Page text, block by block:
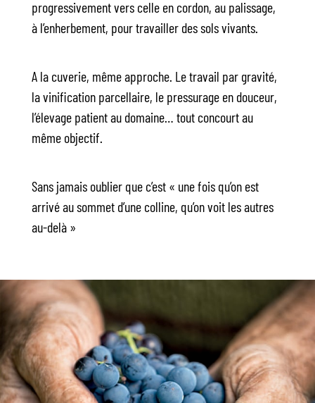
progressivement vers celle en cordon, au palissage,
à l’enherbement, pour travailler des sols vivants.
A la cuverie, même approche. Le travail par gravité,
la vinification parcellaire, le pressurage en douceur,
l’élevage patient au domaine… tout concourt au
même objectif.
Sans jamais oublier que c’est « une fois qu’on est
arrivé au sommet d’une colline, qu’on voit les autres
au-delà »